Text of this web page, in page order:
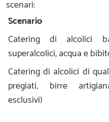
scenari:
Scenario
Catering di alcolici
superalcolici, acqua e
Catering di alcolici di
pregiati, birre
esclusivi)